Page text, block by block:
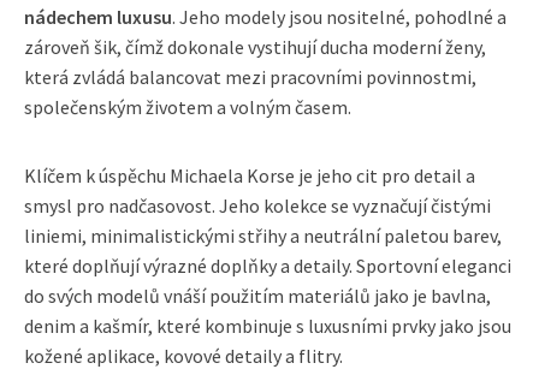
nádechem luxusu. Jeho modely jsou nositelné, pohodlné a
zároveň šik, čímž dokonale vystihují ducha moderní ženy,
která zvládá balancovat mezi pracovními povinnostmi,
společenským životem a volným časem.
Klíčem k úspěchu Michaela Korse je jeho cit pro detail a
smysl pro nadčasovost. Jeho kolekce se vyznačují čistými
liniemi, minimalistickými střihy a neutrální paletou barev,
které doplňují výrazné doplňky a detaily. Sportovní eleganci
do svých modelů vnáší použitím materiálů jako je bavlna,
denim a kašmír, které kombinuje s luxusními prvky jako jsou
kožené aplikace, kovové detaily a flitry.